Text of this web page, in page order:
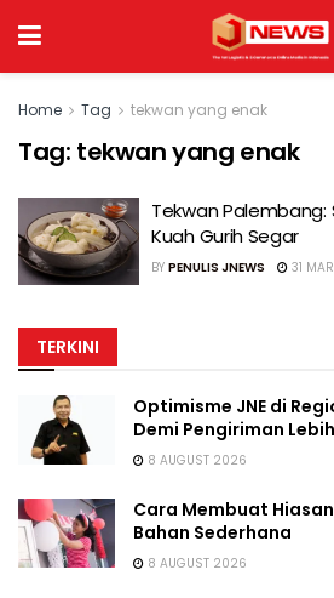
Home Tag tekwan yang enak
Tag: tekwan yang enak
Tekwan Palembang:
Kuah Gurih Segar
BY PENULIS JNEWS 31
TERKINI
Optimisme JNE di
Demi Pengiriman
8 AUGUST 2026
Cara Membuat
Bahan Sederhana
8 AUGUST 2026